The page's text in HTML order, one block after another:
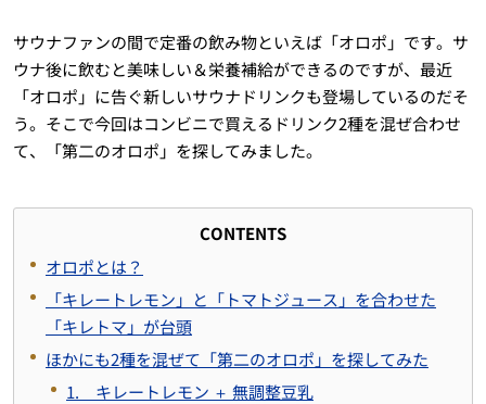
サウナファンの間で定番の飲み物といえば「オロポ」です。サ
ウナ後に飲むと美味しい＆栄養補給ができるのですが、最近
「オロポ」に告ぐ新しいサウナドリンクも登場しているのだそ
う。そこで今回はコンビニで買えるドリンク2種を混ぜ合わせ
て、「第二のオロポ」を探してみました。
CONTENTS
オロポとは？
「キレートレモン」と「トマトジュース」を合わせた
「キレトマ」が台頭
ほかにも2種を混ぜて「第二のオロポ」を探してみた
1. キレートレモン ＋ 無調整豆乳